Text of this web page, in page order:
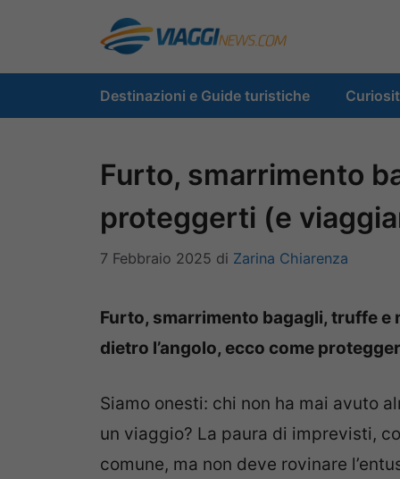
contenuto
Destinazioni e Guide turistiche
Furto, smarrimento
proteggerti (e
7 Febbraio 2025 di Zarina Chiarenza
Furto, smarrimento bagagli, truffe
dietro l’angolo, ecco come
Siamo onesti: chi non ha mai avuto
un viaggio? La paura di imprevisti,
comune, ma non deve rovinare